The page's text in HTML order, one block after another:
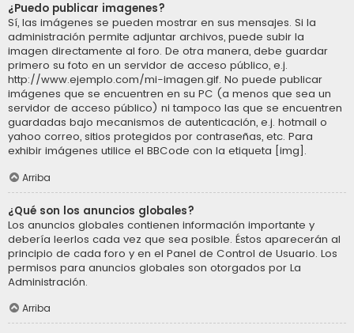
¿Puedo publicar imagenes?
Sí, las imágenes se pueden mostrar en sus mensajes. Si la
administración permite adjuntar archivos, puede subir la
imagen directamente al foro. De otra manera, debe guardar
primero su foto en un servidor de acceso público, e.j.
http://www.ejemplo.com/mi-imagen.gif. No puede publicar
imágenes que se encuentren en su PC (a menos que sea un
servidor de acceso público) ni tampoco las que se encuentren
guardadas bajo mecanismos de autenticación, e.j. hotmail o
yahoo correo, sitios protegidos por contraseñas, etc. Para
exhibir imágenes utilice el BBCode con la etiqueta [img].
Arriba
¿Qué son los anuncios globales?
Los anuncios globales contienen información importante y
debería leerlos cada vez que sea posible. Éstos aparecerán al
principio de cada foro y en el Panel de Control de Usuario. Los
permisos para anuncios globales son otorgados por La
Administración.
Arriba